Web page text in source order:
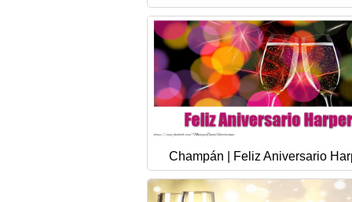
Champán | Feliz Aniversario